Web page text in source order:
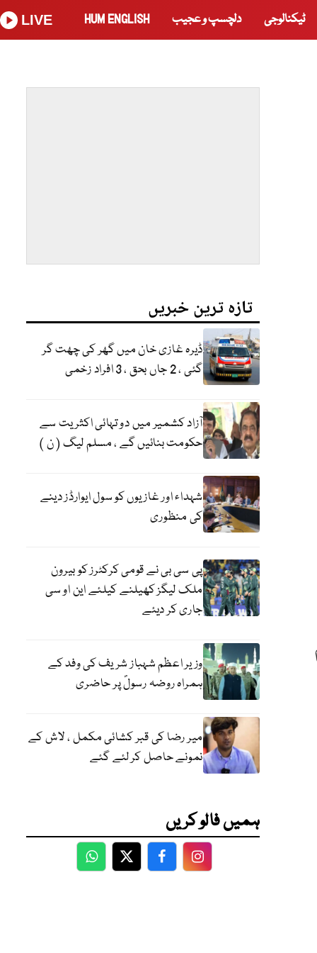
ٹیکنالوجی دلچسپ و عجیب HUM ENGLISH
LIVE
تازہ ترین خبریں
ڈیرہ غازی خان میں گھر کی چھت گر
گئی ، 2 جاں بحق ، 3 افراد زخمی
آزاد کشمیر میں دو تہائی اکثریت سے
حکومت بنائیں گے ، مسلم لیگ ( ن )
شہداء اور غازیوں کو سول ایوارڈز دینے
کی منظوری
پی سی بی نے قومی کرکٹرز کو بیرون
ملک لیگز کھیلنے کیلئے این او سی
جاری کر دیئے
وزیر اعظم شہباز شریف کی وفد کے
ہمراہ روضہ رسولؐ پر حاضری
میر رضا کی قبر کشائی مکمل ، لاش کے
نمونے حاصل کر لئے گئے
ہمیں فالو کریں
WhatsApp
TwitterFacebookFacebook